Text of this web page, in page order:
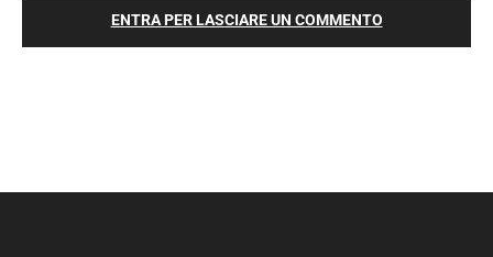
ENTRA PER LASCIARE UN COMMENTO